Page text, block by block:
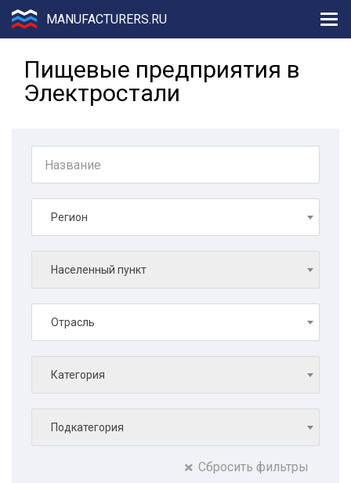
MANUFACTURERS.RU
Пищевые предприятия в
Электростали
Регион
Населенный пункт
Отрасль
Категория
Подкатегория
Сбросить фильтры